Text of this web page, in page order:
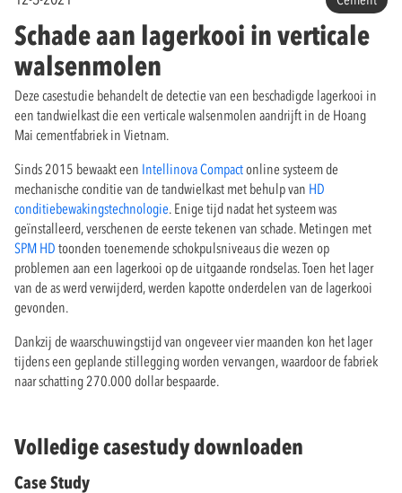
Schade aan lagerkooi in verticale
walsenmolen
Deze casestudie behandelt de detectie van een beschadigde lagerkooi in
een tandwielkast die een verticale walsenmolen aandrijft in de Hoang
Mai cementfabriek in Vietnam.
Sinds 2015 bewaakt een Intellinova Compactonline systeem de
mechanische conditie van de tandwielkast met behulp van HD
conditiebewakingstechnologie. Enige tijd nadat het systeem was
geïnstalleerd, verschenen de eerste tekenen van schade. Metingen met
SPM HD toonden toenemende schokpulsniveaus die wezen op
problemen aan een lagerkooi op de uitgaande rondselas. Toen het lager
van de as werd verwijderd, werden kapotte onderdelen van de lagerkooi
gevonden.
Dankzij de waarschuwingstijd van ongeveer vier maanden kon het lager
tijdens een geplande stillegging worden vervangen, waardoor de fabriek
naar schatting 270.000 dollar bespaarde.
Volledige casestudy downloaden
Case Study